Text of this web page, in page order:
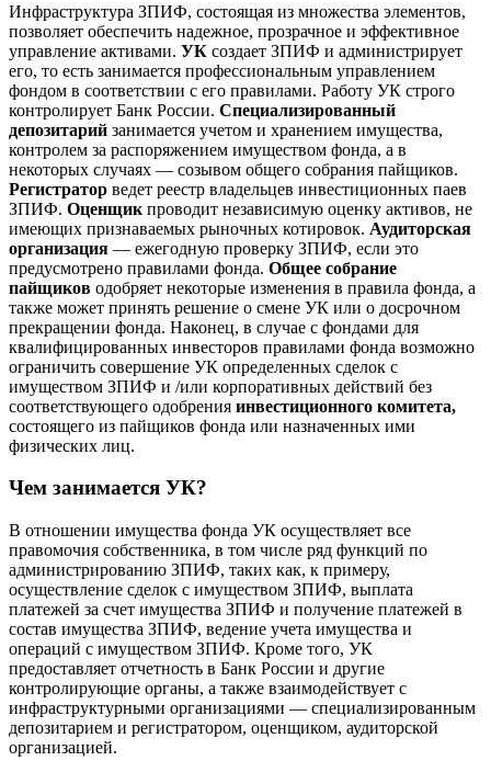
Инфраструктура ЗПИФ, состоящая из множества элементов,
позволяет обеспечить надежное, прозрачное и эффективное
управление активами. УК создает ЗПИФ и администрирует
его, то есть занимается профессиональным управлением
фондом в соответствии с его правилами. Работу УК строго
контролирует Банк России. Специализированный
депозитарий занимается учетом и хранением имущества,
контролем за распоряжением имуществом фонда, а в
некоторых случаях — созывом общего собрания пайщиков.
Регистратор ведет реестр владельцев инвестиционных паев
ЗПИФ. Оценщик проводит независимую оценку активов, не
имеющих признаваемых рыночных котировок. Аудиторская
организация — ежегодную проверку ЗПИФ, если это
предусмотрено правилами фонда. Общее собрание
пайщиков одобряет некоторые изменения в правила фонда, а
также может принять решение о смене УК или о досрочном
прекращении фонда. Наконец, в случае с фондами для
квалифицированных инвесторов правилами фонда возможно
ограничить совершение УК определенных сделок с
имуществом ЗПИФ и /или корпоративных действий без
соответствующего одобрения инвестиционного комитета,
состоящего из пайщиков фонда или назначенных ими
физических лиц.
Чем занимается УК?
В отношении имущества фонда УК осуществляет все
правомочия собственника, в том числе ряд функций по
администрированию ЗПИФ, таких как, к примеру,
осуществление сделок с имуществом ЗПИФ, выплата
платежей за счет имущества ЗПИФ и получение платежей в
состав имущества ЗПИФ, ведение учета имущества и
операций с имуществом ЗПИФ. Кроме того, УК
предоставляет отчетность в Банк России и другие
контролирующие органы, а также взаимодействует с
инфраструктурными организациями — специализированным
депозитарием и регистратором, оценщиком, аудиторской
организацией.